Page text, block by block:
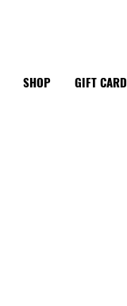
SHOP GIFT CARD